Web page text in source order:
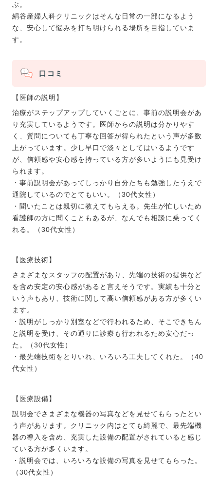
ぶ。
絹谷産婦人科クリニックはそんな日常の一部になるよう
な、安心して悩みを打ち明けられる場所を目指していま
す。
口コミ
【医師の説明】
治療がステップアップしていくごとに、事前の説明会があ
り充実しているようです。医師からの説明は分かりやす
く、質問についても丁寧な回答が得られたという声が多数
上がっています。少し早口で淡々としてはいるようです
が、信頼感や安心感を持っている方が多いようにも見受け
られます。
・事前説明会があってしっかり自分たちも勉強したうえで
通院しているのでとてもいい。（30代女性）
・聞いたことは親切に教えてもらえる。先生が忙しいため
看護師の方に聞くこともあるが、なんでも相談に乗ってく
れる。（30代女性）
【医療技術】
さまざまなスタッフの配置があり、先端の技術の提供など
を含め安定の安心感があると言えそうです。実績も十分と
いう声もあり、技術に関して高い信頼感がある方が多くい
ます。
・説明がしっかり別室などで行われるため、そこできちん
と説明を受け、その通りに診療も行われるため安心だっ
た。（30代女性）
・最先端技術をとりいれ、いろいろ工夫してくれた。（40
代女性）
【医療設備】
説明会でさまざまな機器の写真などを見せてもらったとい
う声があります。クリニック内はとても綺麗で、最先端機
器の導入を含め、充実した設備の配置がされていると感じ
ている方が多くいます。
・説明会では、いろいろな設備の写真を見せてもらった。
（30代女性）